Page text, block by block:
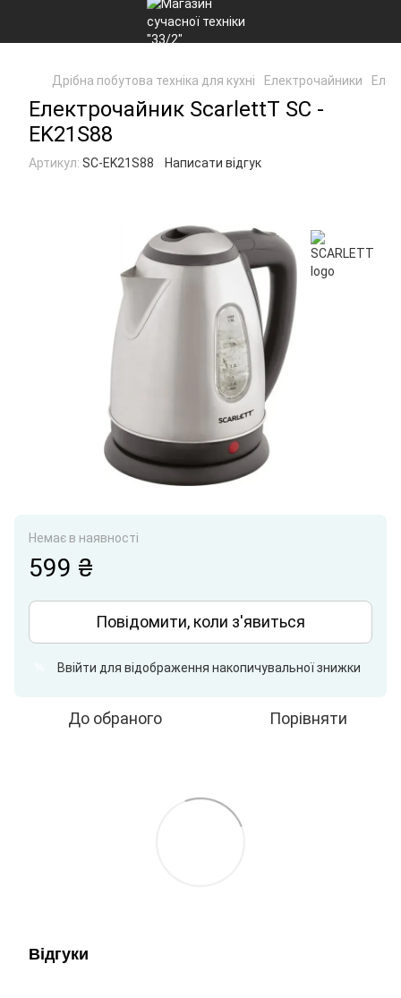
Дрібна побутова техніка для кухні Електрочайники
Електрочайник ScarlettT SC -
EK21S88
Артикул: SC-EK21S88 Написати відгук
Немає в наявності
599 ₴
Повідомити, коли з'явиться
Ввійти для відображення накопичувальної знижки
До обраного Порівняти
Відгуки